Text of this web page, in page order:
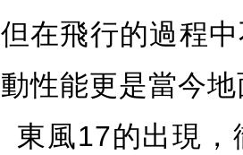
但在飛行的過程
動性能更是當今
東風17的出現